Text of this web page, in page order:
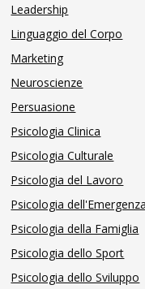
Leadership
Linguaggio del Corpo
Marketing
Neuroscienze
Persuasione
Psicologia Clinica
Psicologia Culturale
Psicologia del Lavoro
Psicologia dell'Emergenza
Psicologia della Famiglia
Psicologia dello Sport
Psicologia dello Sviluppo